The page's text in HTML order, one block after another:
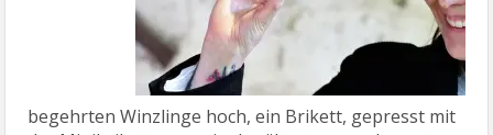
begehrten Winzlinge hoch, ein Brikett, gepresst mit